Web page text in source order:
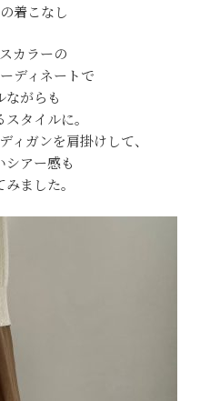
着こなし
カラーの
ディネートで
ながらも
タイルに。
ィガンを肩掛けして、
シアー感も
ました。